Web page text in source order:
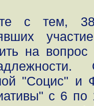
с тем,
на
"Социс" и
с 6 по